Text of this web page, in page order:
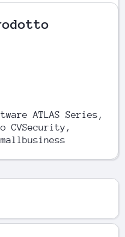
ATLAS Series,
CVSecurity,